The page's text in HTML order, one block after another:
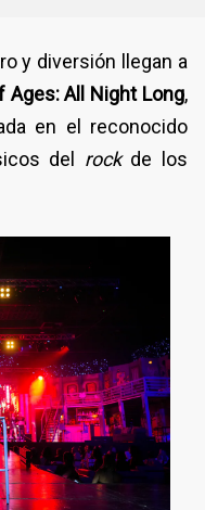
y diversión llegan a
Ages: All Night Long,
en el reconocido
del rock de los